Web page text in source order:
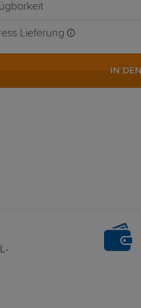
Lieferung
IN